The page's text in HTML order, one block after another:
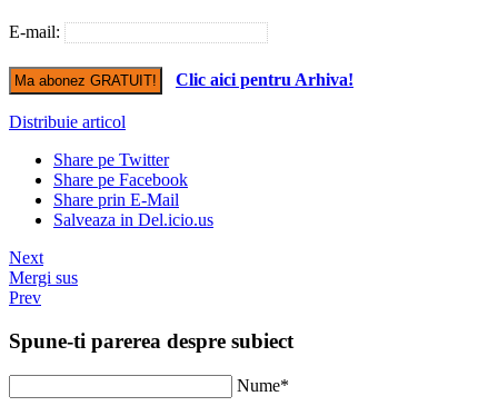
E-mail:
Clic aici pentru Arhiva!
Distribuie articol
Share pe Twitter
Share pe Facebook
Share prin E-Mail
Salveaza in Del.icio.us
Next
Mergi sus
Prev
Spune-ti parerea despre subiect
Nume*